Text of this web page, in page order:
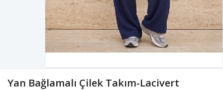
Yan Bağlamalı Çilek Takım-Lacivert